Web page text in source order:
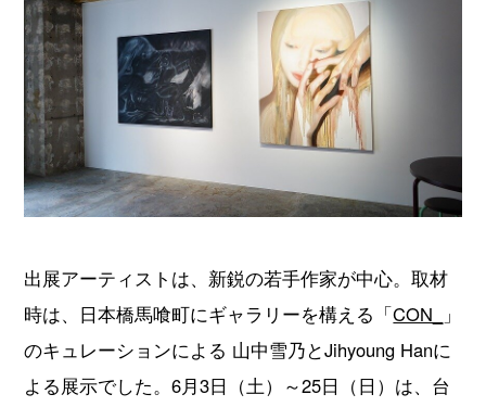
出展アーティストは、新鋭の若手作家が中心。取材
時は、日本橋馬喰町にギャラリーを構える「CON_
」
のキュレーションによる 山中雪乃とJihyoung Hanに
よる展示でした。6月3日（土）～25日（日）は、台